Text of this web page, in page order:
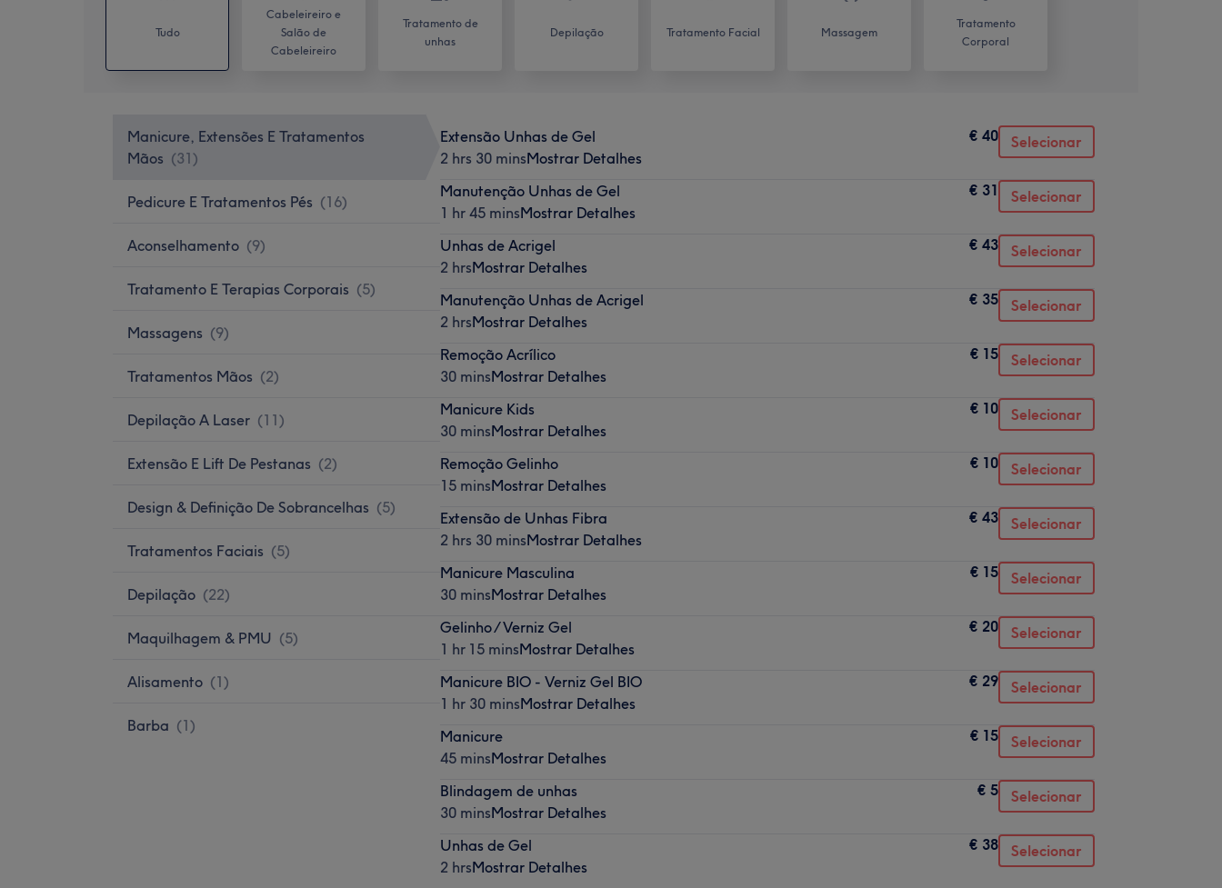
Tudo
Cabeleireiro e
Salão de
Cabeleireiro
Tratamento de
unhas
Depilação Tratamento Facial Massagem
Tratamento
Corporal
Manicure, Extensões E Tratamentos
Mãos (31 )
Pedicure E Tratamentos Pés (16)
Aconselhamento (9)
Tratamento E Terapias Corporais (5)
Massagens (9)
Tratamentos Mãos (2)
Depilação A Laser (11)
Extensão E Lift De Pestanas (2)
Design & Definição De Sobrancelhas (5)
Tratamentos Faciais (5)
Depilação (22)
Maquilhagem & PMU (5)
Alisamento (1)
Barba (1)
Extensão Unhas de Gel
2 hrs 30 minsMostrar Detalhes
€ 40 Selecionar
Manutenção Unhas de Gel
1 hr 45 minsMostrar Detalhes
€ 31 Selecionar
Unhas de Acrigel
2 hrsMostrar Detalhes
€ 43 Selecionar
Manutenção Unhas de Acrigel
2 hrsMostrar Detalhes
€ 35 Selecionar
Remoção Acrílico
30 minsMostrar Detalhes
€ 15 Selecionar
Manicure Kids
30 minsMostrar Detalhes
€ 10 Selecionar
Remoção Gelinho
15 minsMostrar Detalhes
€ 10 Selecionar
Extensão de Unhas Fibra
2 hrs 30 minsMostrar Detalhes
€ 43 Selecionar
Manicure Masculina
30 minsMostrar Detalhes
€ 15 Selecionar
Gelinho / Verniz Gel
1 hr 15 minsMostrar Detalhes
€ 20 Selecionar
Manicure BIO - Verniz Gel BIO
1 hr 30 minsMostrar Detalhes
€ 29 Selecionar
Manicure
45 minsMostrar Detalhes
€ 15 Selecionar
Blindagem de unhas
30 minsMostrar Detalhes
€ 5 Selecionar
Unhas de Gel
2 hrsMostrar Detalhes
€ 38 Selecionar